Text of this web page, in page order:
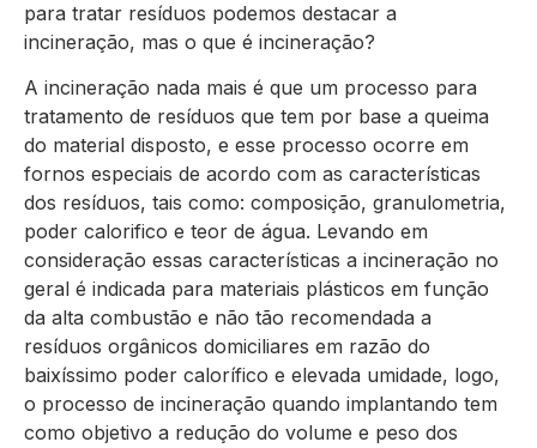
para tratar resíduos podemos destacar a
incineração, mas o que é incineração?
A incineração nada mais é que um processo para
tratamento de resíduos que tem por base a queima
do material disposto, e esse processo ocorre em
fornos especiais de acordo com as características
dos resíduos, tais como: composição, granulometria,
poder calorifico e teor de água. Levando em
consideração essas características a incineração no
geral é indicada para materiais plásticos em função
da alta combustão e não tão recomendada a
resíduos orgânicos domiciliares em razão do
baixíssimo poder calorífico e elevada umidade, logo,
o processo de incineração quando implantando tem
como objetivo a redução do volume e peso dos